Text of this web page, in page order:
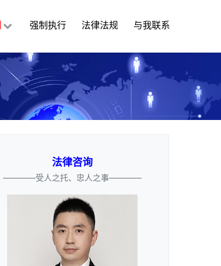
强制执行 法律法规 与我联系
法律咨询
————受人之托、忠人之事————